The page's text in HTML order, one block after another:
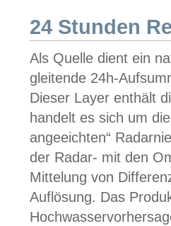
24 Stunden
Als Quelle dient ein
gleitende 24h-
Dieser Layer enthält
handelt es sich um
angeeichten“
der Radar- mit den
Mittelung von
Auflösung. Das